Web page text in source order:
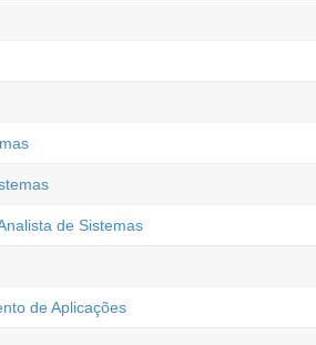
de Sistemas
de Aplicações